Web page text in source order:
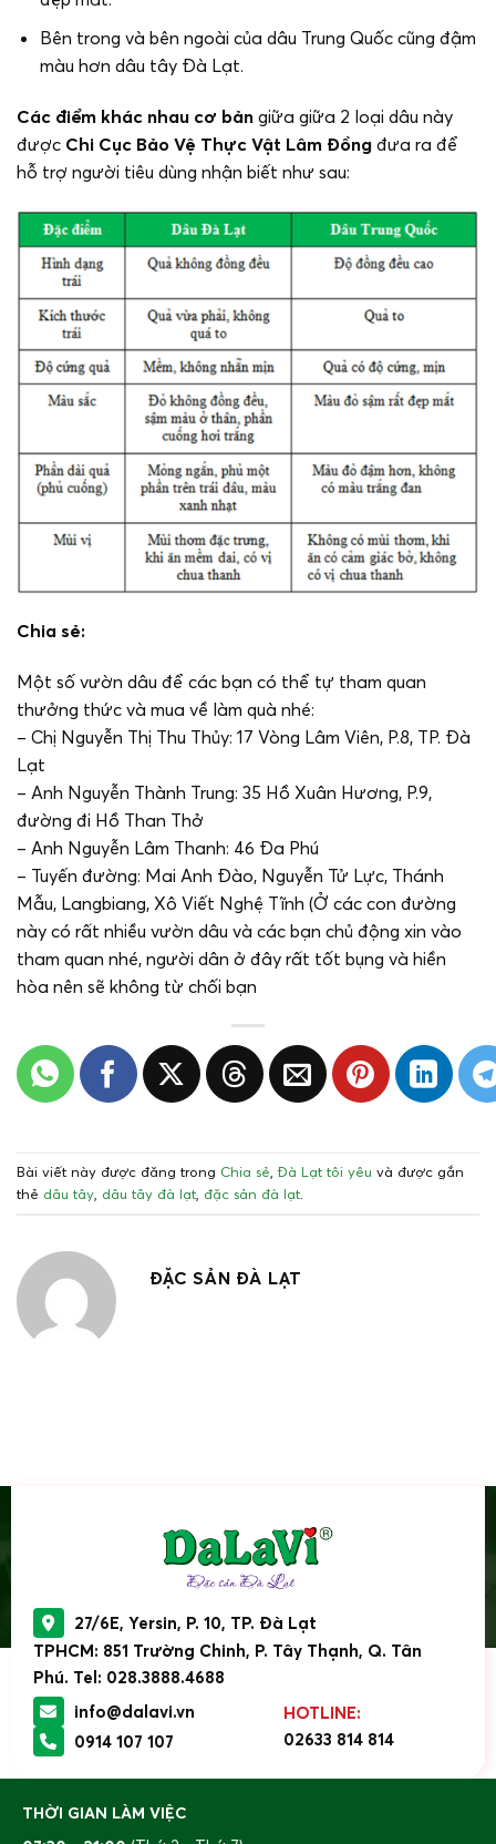
Bên trong và bên ngoài của dâu Trung Quốc cũng đậm
màu hơn dâu tây Đà Lạt.
Các điểm khác nhau cơ bản giữa giữa 2 loại dâu này
được Chi Cục Bảo Vệ Thực Vật Lâm Đồng đưa ra để
hỗ trợ người tiêu dùng nhận biết như sau:
Chia sẻ:
Một số vườn dâu để các bạn có thể tự tham quan
thưởng thức và mua về làm quà nhé:
– Chị Nguyễn Thị Thu Thủy: 17 Vòng Lâm Viên, P.8, TP. Đà
Lạt
– Anh Nguyễn Thành Trung: 35 Hồ Xuân Hương, P.9,
đường đi Hồ Than Thở
– Anh Nguyễn Lâm Thanh: 46 Đa Phú
– Tuyến đường: Mai Anh Đào, Nguyễn Tử Lực, Thánh
Mẫu, Langbiang, Xô Viết Nghệ Tĩnh (Ở các con đường
này có rất nhiều vườn dâu và các bạn chủ động xin vào
tham quan nhé, người dân ở đây rất tốt bụng và hiền
hòa nên sẽ không từ chối bạn
Bài viết này được đăng trong Chia sẻ,Đà Lạt tôi yêu và được gắn
thẻ dâu tây, dâu tây đà lạt, đặc sản đà lạt.
ĐẶC SẢN ĐÀ LẠT
27/6E, Yersin, P. 10, TP. Đà Lạt
TPHCM: 851 Trường Chinh, P. Tây Thạnh, Q. Tân
Phú. Tel: 028.3888.4688
info@dalavi.vn
0914 107 107
HOTLINE:
02633 814 814
THỜI GIAN LÀM VIỆC